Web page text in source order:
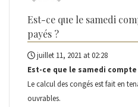
Est-ce que le samedi
payés ?
juillet 11, 2021 at 02:28
Est-ce que le samedi
Le calcul des congés est fait en
ouvrables.